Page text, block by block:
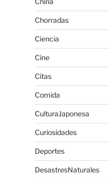
Chorradas
Ciencia
Cine
Citas
Comida
CulturaJaponesa
Curiosidades
Deportes
DesastresNaturales